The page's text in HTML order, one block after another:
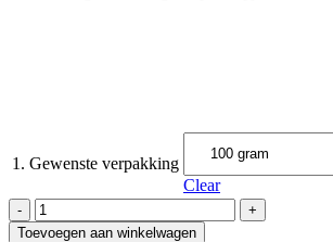
1. Gewenste verpakking
Clear
Chai
quantity
Toevoegen aan winkelwagen